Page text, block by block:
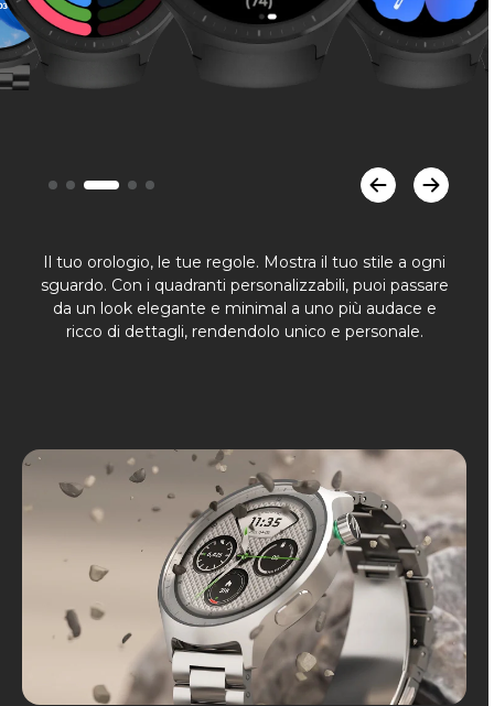
Il tuo orologio, le tue regole. Mostra il tuo stile a ogni
sguardo. Con i quadranti personalizzabili, puoi passare
da un look elegante e minimal a uno più audace e
ricco di dettagli, rendendolo unico e personale.